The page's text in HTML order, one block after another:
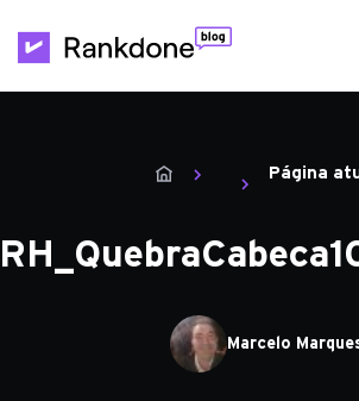
Página
Marcelo